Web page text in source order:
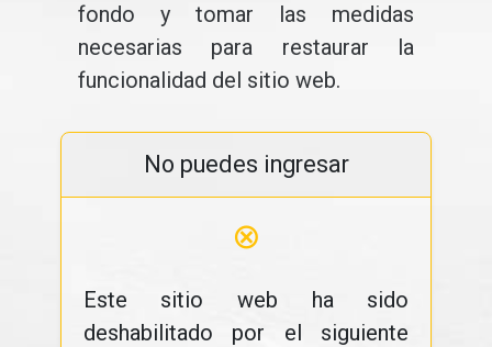
fondo y tomar las medidas
necesarias para restaurar la
funcionalidad del sitio web.
No puedes ingresar
⊗
Este sitio web ha sido
deshabilitado por el siguiente